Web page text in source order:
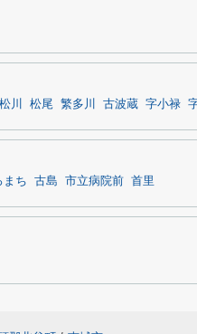
川 松尾 繁多川 古波蔵 字小禄
まち 古島 市立病院前 首里